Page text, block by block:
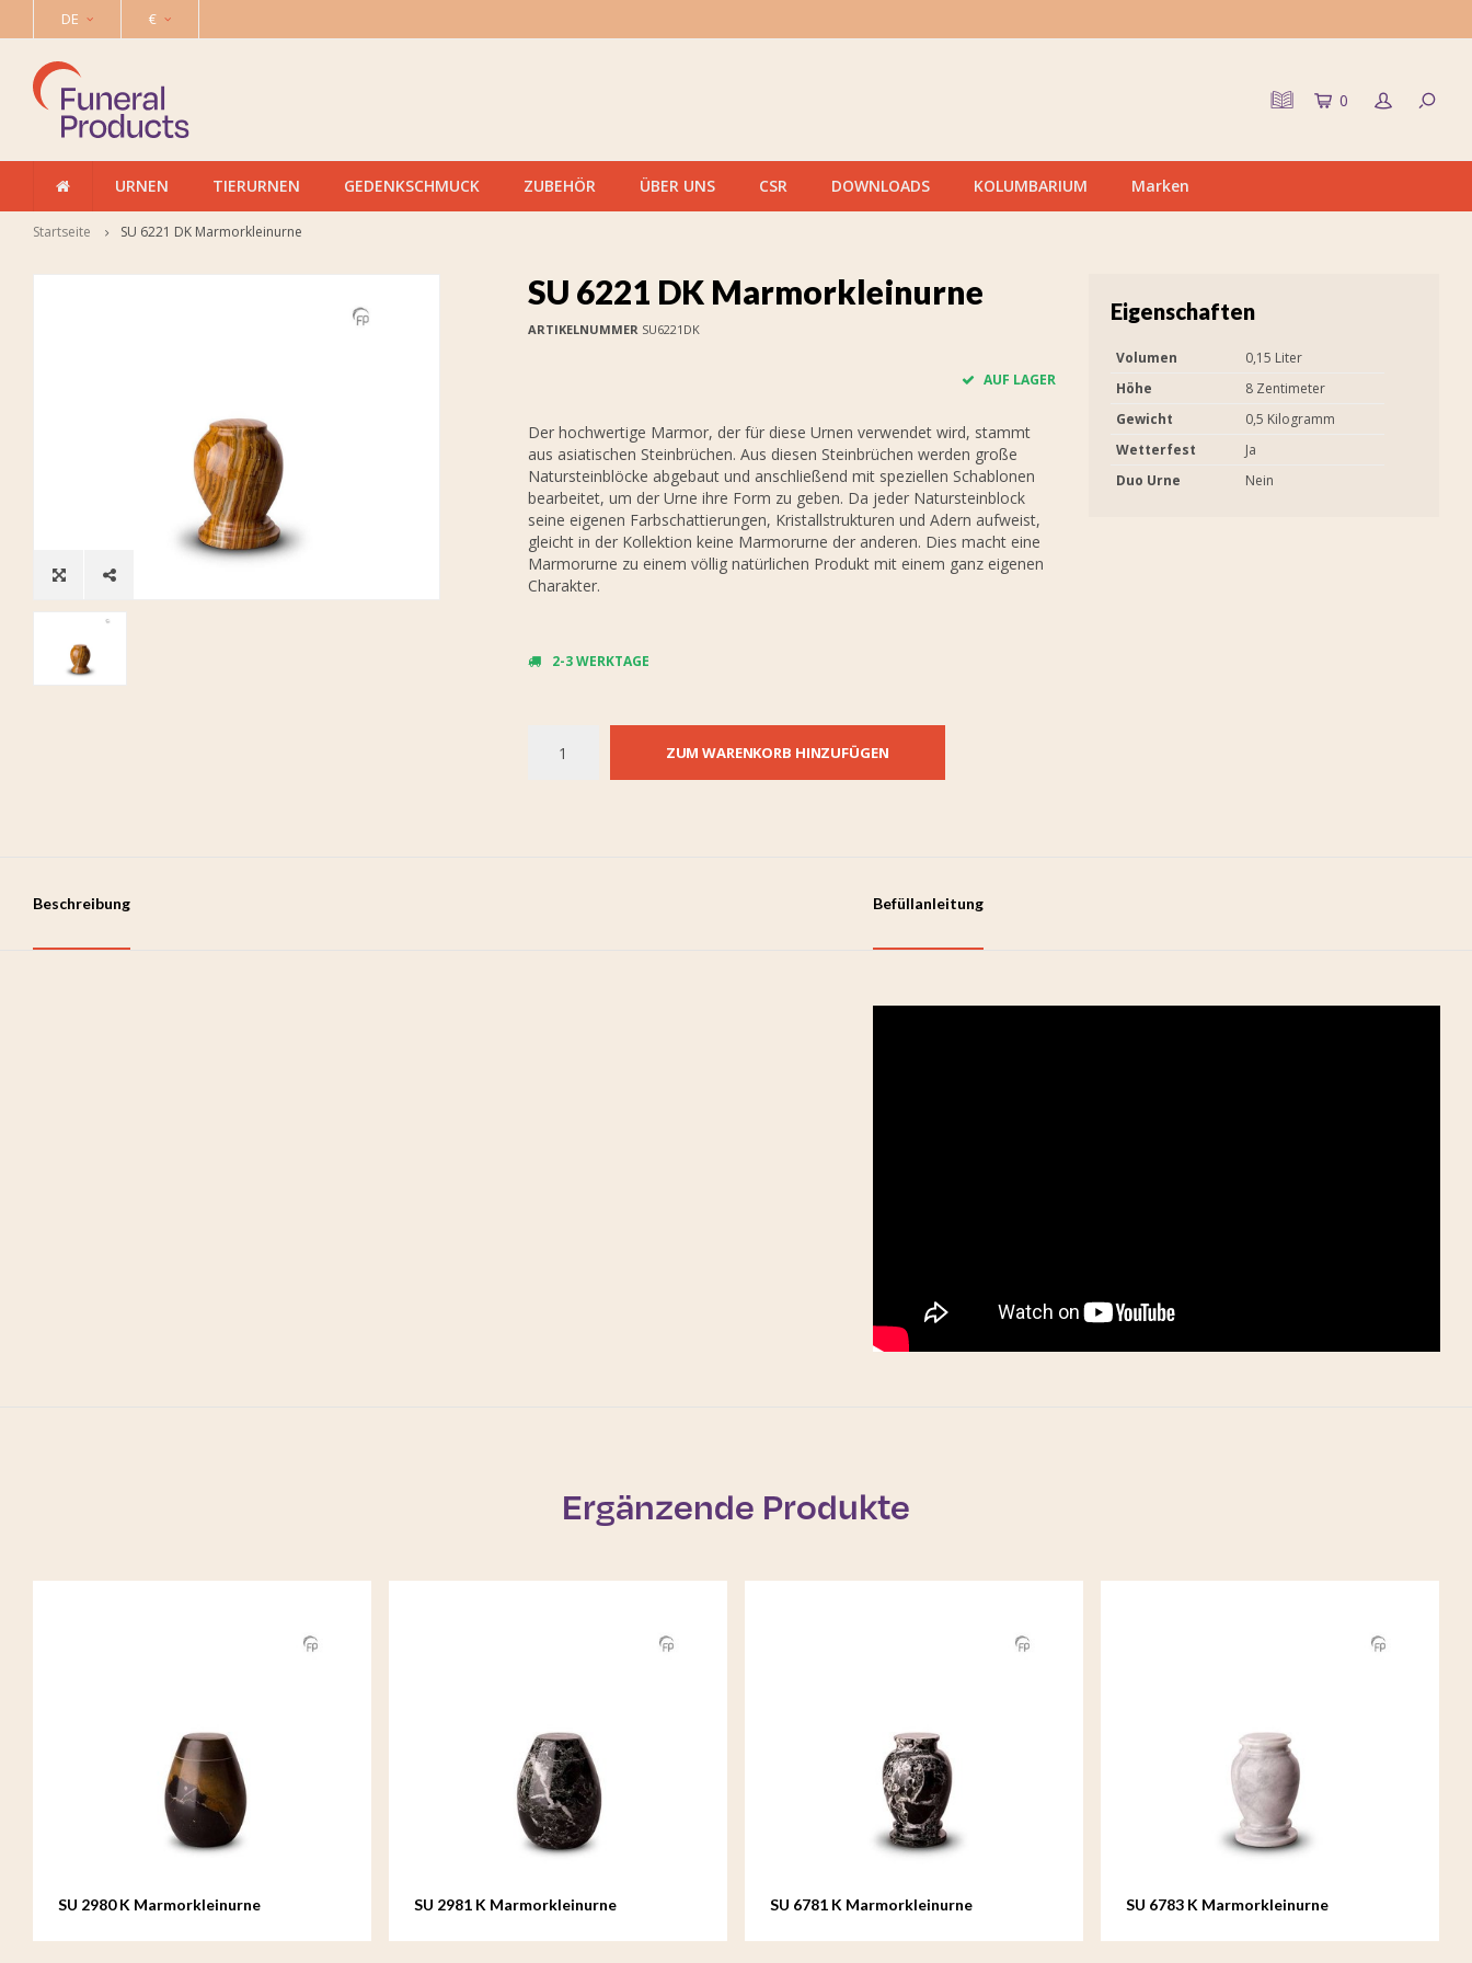
DE €
0
URNEN TIERURNEN GEDENKSCHMUCK ZUBEHÖR ÜBER UNS CSR DOWNLOADS KOLUMBARIUM Marken
Startseite SU 6221 DK Marmorkleinurne
SU 6221 DK Marmorkleinurne
ARTIKELNUMMERSU6221DK
AUF LAGER
Der hochwertige Marmor, der für diese Urnen verwendet wird, stammt
aus asiatischen Steinbrüchen. Aus diesen Steinbrüchen werden große
Natursteinblöcke abgebaut und anschließend mit speziellen Schablonen
bearbeitet, um der Urne ihre Form zu geben. Da jeder Natursteinblock
seine eigenen Farbschattierungen, Kristallstrukturen und Adern aufweist,
gleicht in der Kollektion keine Marmorurne der anderen. Dies macht eine
Marmorurne zu einem völlig natürlichen Produkt mit einem ganz eigenen
Charakter.
2-3 WERKTAGE
ZUM WARENKORB HINZUFÜGEN
Eigenschaften
Volumen
0,15 Liter
Höhe
8 Zentimeter
Gewicht
0,5 Kilogramm
Wetterfest
Ja
Duo Urne
Nein
Beschreibung Befüllanleitung
Ergänzende Produkte
SU 2980 K Marmorkleinurne SU 2981 K Marmorkleinurne SU 6781 K Marmorkleinurne SU 6783 K Marmorkleinurne